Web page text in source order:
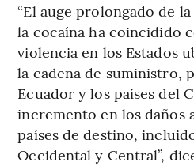
“El auge prolongado de
la cocaína ha coincidido
violencia en los Estados
la cadena de suministro,
Ecuador y los países del
incremento en los daños
países de destino,
Occidental y Central”,